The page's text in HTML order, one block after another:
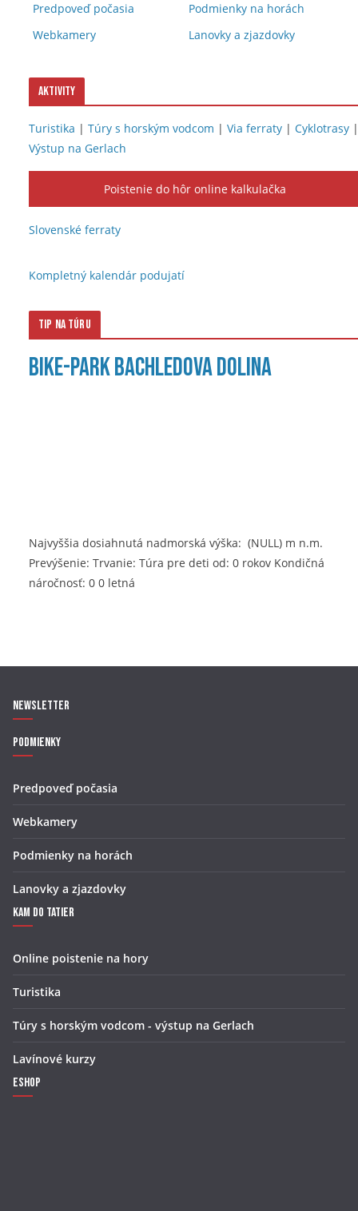
Predpoveď počasia
Webkamery
Podmienky na horách
Lanovky a zjazdovky
Aktivity
Turistika | Túry s horským vodcom | Via ferraty | Cyklotrasy |
Výstup na Gerlach
Poistenie do hôr online kalkulačka
Slovenské ferraty
Kompletný kalendár podujatí
Tip na túru
Bike-park Bachledova dolina
Najvyššia dosiahnutá nadmorská výška: (NULL) m n.m.
Prevýšenie: Trvanie: Túra pre deti od: 0 rokov Kondičná
náročnosť: 0 0 letná
Newsletter
Podmienky
Predpoveď počasia
Webkamery
Podmienky na horách
Lanovky a zjazdovky
Kam do Tatier
Online poistenie na hory
Turistika
Túry s horským vodcom - výstup na Gerlach
Lavínové kurzy
Eshop